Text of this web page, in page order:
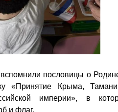
пословицы о
«Принятие Крыма,
империи», в
и флаг.